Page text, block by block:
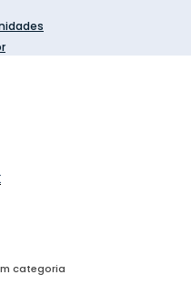
categoria